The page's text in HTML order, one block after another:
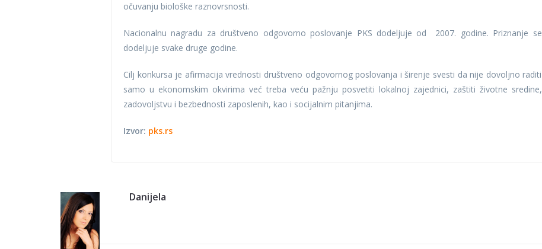
očuvanju biološke raznovrsnosti.
Nacionalnu nagradu za društveno odgovorno poslovanje PKS dodeljuje od 2007. godine. Priznanje se
dodeljuje svake druge godine.
Cilj konkursa je afirmacija vrednosti društveno odgovornog poslovanja i širenje svesti da nije dovoljno raditi
samo u ekonomskim okvirima već treba veću pažnju posvetiti lokalnoj zajednici, zaštiti životne sredine,
zadovoljstvu i bezbednosti zaposlenih, kao i socijalnim pitanjima.
Izvor: pks.rs
Danijela